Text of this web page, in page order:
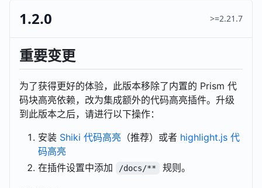
1.2.0 >=2.21.7
重要变更
为了获得更好的体验，此版本移除了内置的 Prism 代
码块高亮依赖，改为集成额外的代码高亮插件。升级
到此版本之后，请进行以下操作：
安装 Shiki 代码高亮 （推荐）或者 highlight.js 代
码高亮
在插件设置中添加
/docs/** 规则。